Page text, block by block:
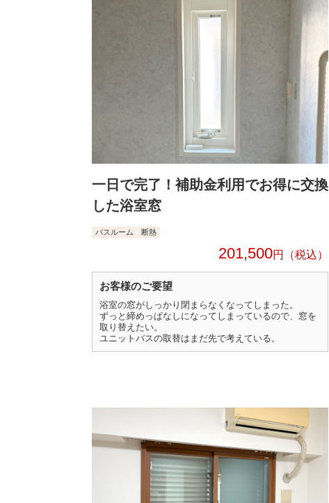
一日で完了！補助金利用でお得に交換
した浴室窓
バスルーム 断熱
201,500円
お客様のご要望
浴室の窓がしっかり閉まらなくなってしまった。
ずっと締めっぱなしになってしまっているので、窓を
取り替えたい。
ユニットバスの取替はまだ先で考えている。